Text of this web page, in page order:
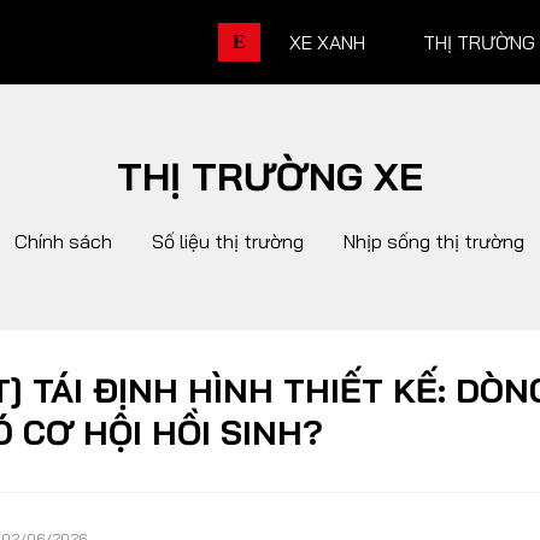
E XE XANH THỊ TRƯỜNG
THỊ TRƯỜNG XE
Nhịp sống thị trường
Quản trị
THỊ TRƯỜNG XE
Chính sách Số liệu thị trường Nhịp sống thị trường
TÁI ĐỊNH HÌNH THIẾT KẾ:
CƠ HỘI HỒI SINH?